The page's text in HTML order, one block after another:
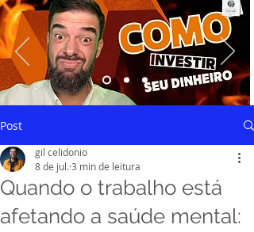
Post
Quando o trabalho está
afetando a saúde mental:
gil celidonio
8 de jul. 3 min de leitura